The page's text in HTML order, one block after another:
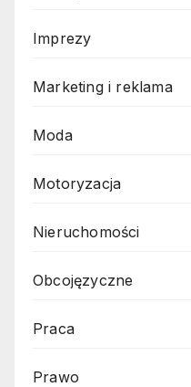
Imprezy
Marketing i reklama
Moda
Motoryzacja
Nieruchomości
Obcojęzyczne
Praca
Prawo